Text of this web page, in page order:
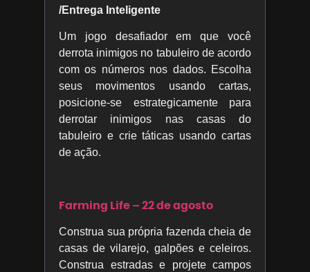
/Entrega Inteligente
Um jogo desafiador em que você
derrota inimigos no tabuleiro de acordo
com os números nos dados. Escolha
seus movimentos usando cartas,
posicione-se estrategicamente para
derrotar inimigos nas casas do
tabuleiro e crie táticas usando cartas
de ação.
Farming Life – 22 de agosto
Construa sua própria fazenda cheia de
casas de vilarejo, galpões e celeiros.
Construa estradas e projete campos